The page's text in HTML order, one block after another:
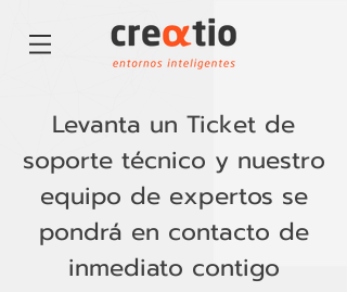
Levanta un Ticket de
soporte técnico y nuestro
equipo de expertos se
pondrá en contacto de
inmediato contigo